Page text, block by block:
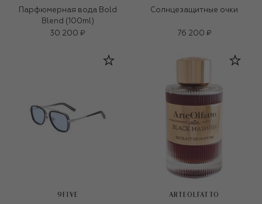
Парфюмерная вода Bold
Blend (100ml)
30 200 ₽
Солнцезащитные очки
76 200 ₽
9FIVE ARTEOLFATTO